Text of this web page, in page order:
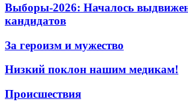
Выборы-2026: Началось
кандидатов
За героизм и мужество
Низкий поклон нашим медикам!
Происшествия